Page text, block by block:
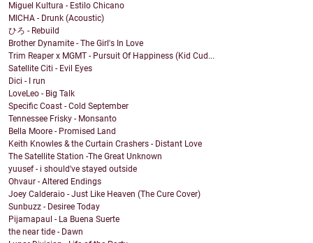
Miguel Kultura - Estilo Chicano
MICHA - Drunk (Acoustic)
ひろ - Rebuild
Brother Dynamite - The Girl's In Love
Trim Reaper x MGMT - Pursuit Of Happiness (Kid Cud...
Satellite Citi - Evil Eyes
Dici - I run
LoveLeo - Big Talk
Specific Coast - Cold September
Tennessee Frisky - Monsanto
Bella Moore - Promised Land
Keith Knowles & the Curtain Crashers - Distant Love
The Satellite Station -The Great Unknown
yuusef - i should've stayed outside
Ohvaur - Altered Endings
Joey Calderaio - Just Like Heaven (The Cure Cover)
Sunbuzz - Desiree Today
Pijamapaul - La Buena Suerte
the near tide - Dawn